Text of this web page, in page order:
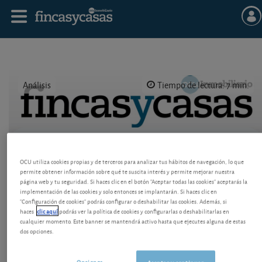
Análisis Tiempo de lectura: 7 min.
Cartagena
OCU utiliza cookies propias y de terceros para analizar tus hábitos de navegación, lo que
permite obtener información sobre qué te suscita interés y permite mejorar nuestra
página web y tu seguridad. Si haces clic en el botón "Aceptar todas las cookies" aceptarás la
implementación de las cookies y solo entonces se implantarán. Si haces clic en
"Configuración de cookies" podrás configurar o deshabilitar las cookies. Además, si
haces clic aquípodrás ver la política de cookies y configurarlas o deshabilitarlas en
cualquier momento. Este banner se mantendrá activo hasta que ejecutes alguna de estas
dos opciones.